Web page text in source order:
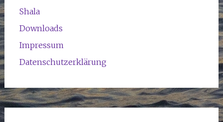
Shala
Downloads
Impressum
Datenschutzerklärung